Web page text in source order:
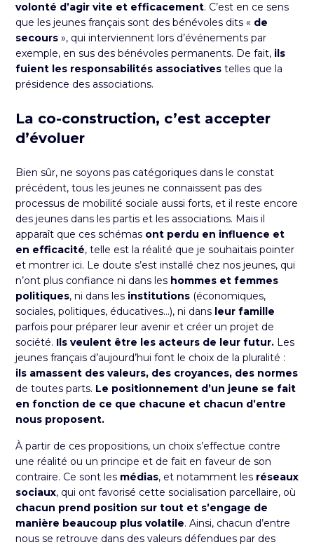
volonté d’agir vite et efficacement. C’est en ce sens
que les jeunes français sont des bénévoles dits « de
secours », qui interviennent lors d’événements par
exemple, en sus des bénévoles permanents. De fait, ils
fuient les responsabilités associatives telles que la
présidence des associations.
La co-construction, c’est accepter
d’évoluer
Bien sûr, ne soyons pas catégoriques dans le constat
précédent, tous les jeunes ne connaissent pas des
processus de mobilité sociale aussi forts, et il reste encore
des jeunes dans les partis et les associations. Mais il
apparaît que ces schémas ont perdu en influence et
en efficacité, telle est la réalité que je souhaitais pointer
et montrer ici. Le doute s’est installé chez nos jeunes, qui
n’ont plus confiance ni dans les hommes et femmes
politiques, ni dans les institutions (économiques,
sociales, politiques, éducatives…), ni dans leur famille
parfois pour préparer leur avenir et créer un projet de
société. Ils veulent être les acteurs de leur futur. Les
jeunes français d’aujourd’hui font le choix de la pluralité :
ils amassent des valeurs, des croyances, des normes
de toutes parts. Le positionnement d’un jeune se fait
en fonction de ce que chacune et chacun d’entre
nous proposent.
À partir de ces propositions, un choix s’effectue contre
une réalité ou un principe et de fait en faveur de son
contraire. Ce sont les médias, et notamment les réseaux
sociaux, qui ont favorisé cette socialisation parcellaire, où
chacun prend position sur tout et s’engage de
manière beaucoup plus volatile. Ainsi, chacun d’entre
nous se retrouve dans des valeurs défendues par des